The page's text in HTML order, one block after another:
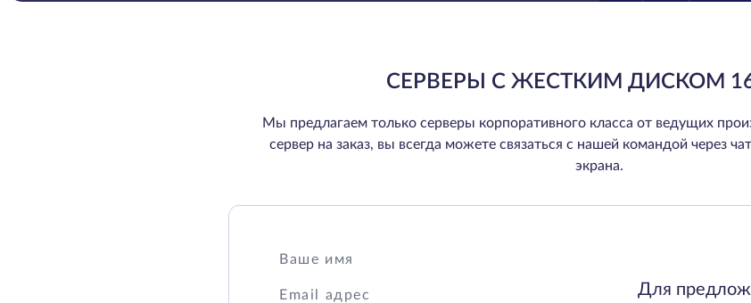
СЕРВЕРЫ С ЖЕСТКИМ ДИСКОМ
Мы предлагаем только серверы корпоративного класса от ведущих
сервер на заказ, вы всегда можете связаться с нашей командой через
экрана.
Для